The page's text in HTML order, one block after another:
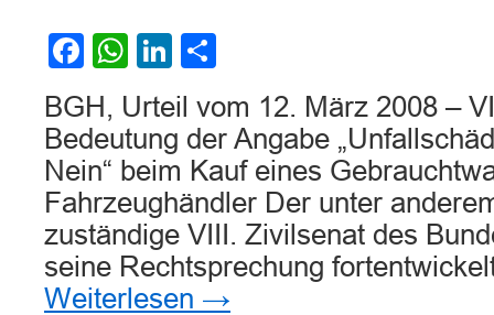
Facebook
WhatsApp
LinkedIn
BGH, Urteil vom 12. März 2008 –
Bedeutung der Angabe
Nein“ beim Kauf eines
Fahrzeughändler Der unter
zuständige VIII. Zivilsenat des
seine Rechtsprechung
Weiterlesen →